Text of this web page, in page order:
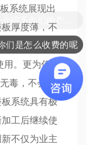
系统展现出
厚度薄，不
程。因此，
用。更为值
毒，不会对
系统具有极
工后继续使
不仅为业主
们是怎么收费的呢